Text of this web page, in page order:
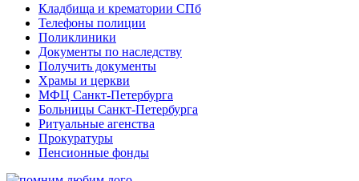
Кладбища и крематории СПб
Телефоны полиции
Поликлиники
Документы по наследству
Получить документы
Храмы и церкви
МФЦ Санкт-Петербурга
Больницы Санкт-Петербурга
Ритуальные агенства
Прокуратуры
Пенсионные фонды